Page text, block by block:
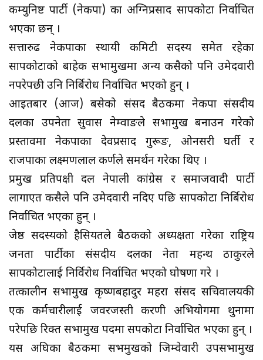
कम्युनिष्ट पार्टी (नेकपा) का अग्निप्रसाद सापकोटा निर्वाचित
भएका छन् ।
सत्तारुढ नेकपाका स्थायी कमिटी सदस्य समेत रहेका
सापकोटाको बाहेक सभामुखमा अन्य कसैको पनि उमेदवारी
नपरेपछी उनि निर्बिरोध निर्वाचित भएको हुन् ।
आइतबार (आज) बसेको संसद बैठकमा नेकपा संसदीय
दलका उपनेता सुवास नेम्वाङले सभामुख बनाउन गरेको
प्रस्तावमा नेकपाका देवप्रसाद गुरूङ, ओनसरी घर्ती र
राजपाका लक्ष्मणलाल कर्णले समर्थन गरेका थिए ।
प्रमुख प्रतिपक्षी दल नेपाली कांग्रेस र समाजवादी पार्टी
लागाएत कसैले पनि उमेदवारी नदिए पछि सापकोटा निर्बिरोध
निर्वाचित भएका हुन् ।
जेष्ठ सदस्यको हैसियतले बैठकको अध्यक्षता गरेका राष्ट्रिय
जनता पार्टीका संसदीय दलका नेता महन्थ ठाकुरले
सापकोटालाई निर्विरोध निर्वाचित भएको घोषणा गरे ।
तत्कालीन सभामुख कृष्णबहादुर महरा संसद सचिवालयकी
एक कर्मचारीलाई जवरजस्ती करणी अभियोगमा थुनामा
परेपछि रिक्त सभामुख पदमा सपकोटा निर्वाचित भएका हुन् ।
यस अघिका बैठकमा सभमुखको जिम्वेवारी उपसभामुख